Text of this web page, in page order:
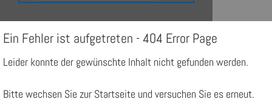
Ein Fehler ist aufgetreten - 404 Error Page
Leider konnte der gewünschte Inhalt nicht gefunden werden.
Bitte wechsen Sie zur Startseite und versuchen Sie es erneut.